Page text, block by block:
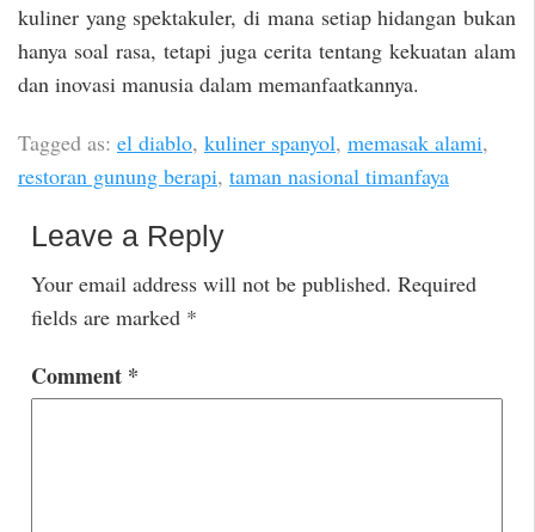
kuliner yang spektakuler, di mana setiap hidangan bukan
hanya soal rasa, tetapi juga cerita tentang kekuatan alam
dan inovasi manusia dalam memanfaatkannya.
Tagged as: el diablo, kuliner spanyol, memasak alami,
restoran gunung berapi, taman nasional timanfaya
Leave a Reply
Your email address will not be published. Required
fields are marked *
Comment *